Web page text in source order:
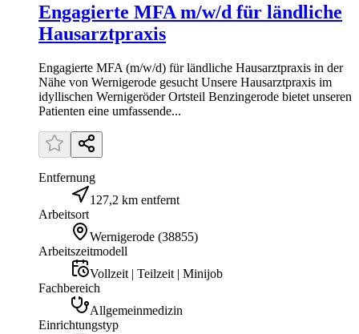
Engagierte MFA m/w/d für ländliche
Hausarztpraxis
Engagierte MFA (m/w/d) für ländliche Hausarztpraxis in der
Nähe von Wernigerode gesucht Unsere Hausarztpraxis im
idyllischen Wernigeröder Ortsteil Benzingerode bietet unseren
Patienten eine umfassende...
Entfernung
127,2 km entfernt
Arbeitsort
Wernigerode (38855)
Arbeitszeitmodell
Vollzeit | Teilzeit | Minijob
Fachbereich
Allgemeinmedizin
Einrichtungstyp